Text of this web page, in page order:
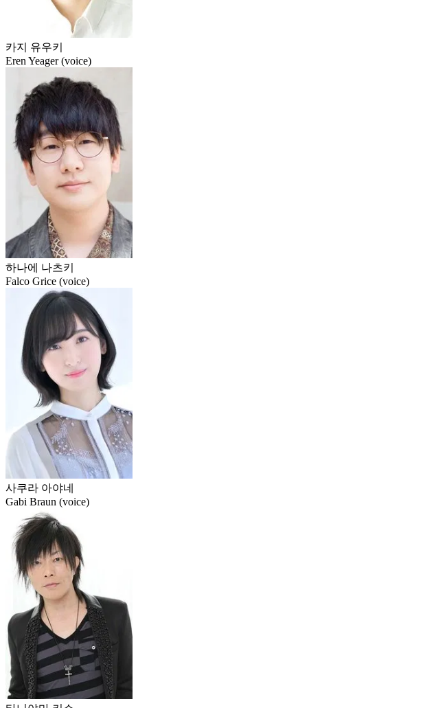
카지 유우키
Eren Yeager (voice)
하나에 나츠키
Falco Grice (voice)
사쿠라 아야네
Gabi Braun (voice)